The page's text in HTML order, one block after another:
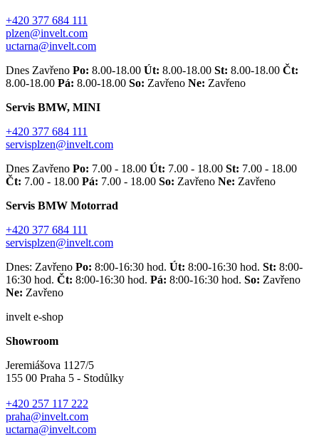
+420 377 684 111
plzen@invelt.com
uctarna@invelt.com
Dnes Zavřeno Po: 8.00-18.00 Út: 8.00-18.00 St: 8.00-18.00 Čt:
8.00-18.00 Pá: 8.00-18.00 So: Zavřeno Ne: Zavřeno
Servis BMW, MINI
+420 377 684 111
servisplzen@invelt.com
Dnes Zavřeno Po: 7.00 - 18.00 Út: 7.00 - 18.00 St: 7.00 - 18.00
Čt: 7.00 - 18.00 Pá: 7.00 - 18.00 So: Zavřeno Ne: Zavřeno
Servis BMW Motorrad
+420 377 684 111
servisplzen@invelt.com
Dnes: Zavřeno Po: 8:00-16:30 hod. Út: 8:00-16:30 hod. St: 8:00-
16:30 hod. Čt: 8:00-16:30 hod. Pá: 8:00-16:30 hod. So: Zavřeno
Ne: Zavřeno
invelt e-shop
Showroom
Jeremiášova 1127/5
155 00 Praha 5 - Stodůlky
+420 257 117 222
praha@invelt.com
uctarna@invelt.com